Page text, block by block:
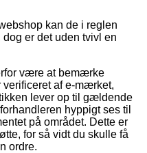
kan de i reglen
er det uden tvivl en
være at bemærke
verificeret af e-mærket,
lever op til gældende
hyppigt ses til
på området. Dette er
for så vidt du skulle få
ordre.